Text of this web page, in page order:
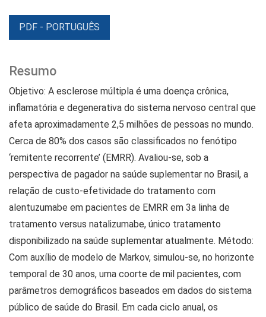
PDF - PORTUGUÊS
Resumo
Objetivo: A esclerose múltipla é uma doença crônica,
inflamatória e degenerativa do sistema nervoso central que
afeta aproximadamente 2,5 milhões de pessoas no mundo.
Cerca de 80% dos casos são classificados no fenótipo
‘remitente recorrente’ (EMRR). Avaliou-se, sob a
perspectiva de pagador na saúde suplementar no Brasil, a
relação de custo-efetividade do tratamento com
alentuzumabe em pacientes de EMRR em 3a linha de
tratamento versus natalizumabe, único tratamento
disponibilizado na saúde suplementar atualmente. Método:
Com auxílio de modelo de Markov, simulou-se, no horizonte
temporal de 30 anos, uma coorte de mil pacientes, com
parâmetros demográficos baseados em dados do sistema
público de saúde do Brasil. Em cada ciclo anual, os